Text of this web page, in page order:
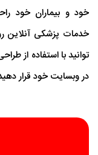
خود و بیماران خود
خدمات پزشکی آنلاین
توانید با استفاده از
در وبسایت خود قرار